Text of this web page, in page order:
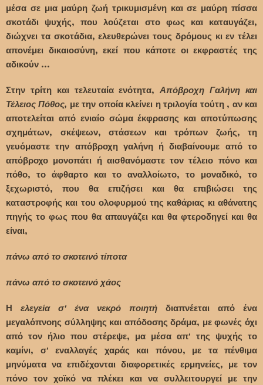
μέσα σε μια μαύρη ζωή τρικυμισμένη και σε μαύρη πίσσα
σκοτάδι ψυχής, που λούζεται στο φως και καταυγάζει,
διώχνει τα σκοτάδια, ελευθερώνει τους δρόμους κι εν τέλει
απονέμει δικαιοσύνη, εκεί που κάποτε οι εκφραστές της
αδικούν ...
Στην τρίτη και τελευταία ενότητα, Απόβροχη Γαλήνη και
Τέλειος Πόθος, με την οποία κλείνει η τριλογία τούτη , αν και
αποτελείται από ενιαίο σώμα έκφρασης και αποτύπωσης
σχημάτων, σκέψεων, στάσεων και τρόπων ζωής, τη
γευόμαστε την απόβροχη γαλήνη ή διαβαίνουμε από το
απόβροχο μονοπάτι ή αισθανόμαστε τον τέλειο πόνο και
πόθο, το άφθαρτο και το αναλλοίωτο, το μοναδικό, το
ξεχωριστό, που θα επιζήσει και θα επιβιώσει της
καταστροφής και του ολοφυρμού της καθάριας κι αθάνατης
πηγής το φως που θα απαυγάζει και θα φτεροδηγεί και θα
είναι,
πάνω από το σκοτεινό τίποτα
πάνω από το σκοτεινό χάος
Η ελεγεία σ' ένα νεκρό ποιητή διαπνέεται από ένα
μεγαλόπνοης σύλληψης και απόδοσης δράμα, με φωνές όχι
από τον ήλιο που στέρεψε, μα μέσα απ' της ψυχής το
καμίνι, σ' εναλλαγές χαράς και πόνου, με τα πένθιμα
μηνύματα να επιδέχονται διαφορετικές ερμηνείες, με τον
πόνο τον χοϊκό να πλέκει και να συλλειτουργεί με την